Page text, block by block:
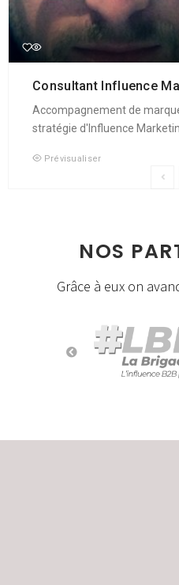
Consultant Influence
Accompagnement de
stratégie d'Influence
Prévisualiser
NOS
Grâce à eux on